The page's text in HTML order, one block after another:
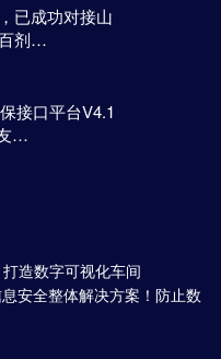
已成功对接山
剂…
接口平台V4.1
…
造数字可视化车间
安全整体解决方案！防止数